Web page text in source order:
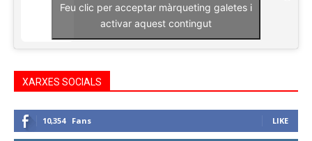
Feu clic per acceptar màrqueting galetes i
activar aquest contingut
XARXES SOCIALS
10,354 Fans LIKE